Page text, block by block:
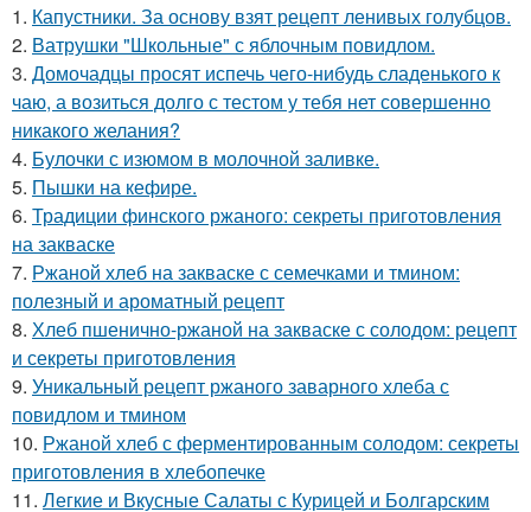
1. Капустники. За основу взят рецепт ленивых голубцов.
2. Ватрушки "Школьные" с яблочным повидлом.
3. Домочадцы просят испечь чего-нибудь сладенького к
чаю, а возиться долго с тестом у тебя нет совершенно
никакого желания?
4. Булочки с изюмом в молочной заливке.
5. Пышки на кефире.
6. Традиции финского ржаного: секреты приготовления
на закваске
7. Ржаной хлеб на закваске с семечками и тмином:
полезный и ароматный рецепт
8. Хлеб пшенично-ржаной на закваске с солодом: рецепт
и секреты приготовления
9. Уникальный рецепт ржаного заварного хлеба с
повидлом и тмином
10. Ржаной хлеб с ферментированным солодом: секреты
приготовления в хлебопечке
11. Легкие и Вкусные Салаты с Курицей и Болгарским